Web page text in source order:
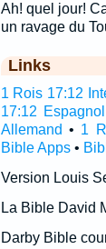
Ah! quel jour!
un ravage du
Links
1 Rois 17:12
17:12 Espagnol
Allemand • 1
Bible Apps•
Version Louis
La Bible David
Darby Bible